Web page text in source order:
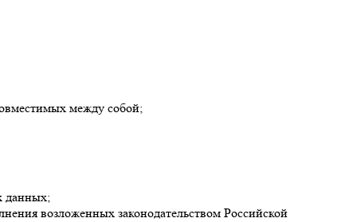
между собой;
данных;
возложенных законодательством Российской